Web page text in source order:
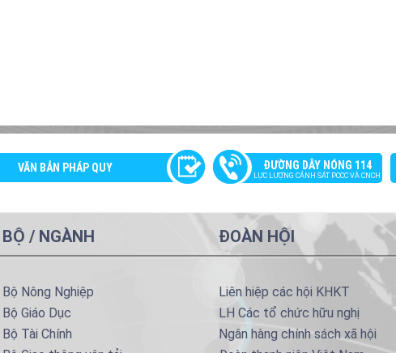
VĂN BẢN PHÁP QUY ĐƯỜNG DÂY NÓNG 114
LỰC LƯỢNG CẢNH SÁT PCCC VÀ CNCH
BỘ / NGÀNH
Bộ Nông Nghiệp
Bộ Giáo Dục
Bộ Tài Chính
ĐOÀN HỘI
Liên hiệp các hội KHKT
LH Các tổ chức hữu nghị
Ngân hàng chính sách xã hội